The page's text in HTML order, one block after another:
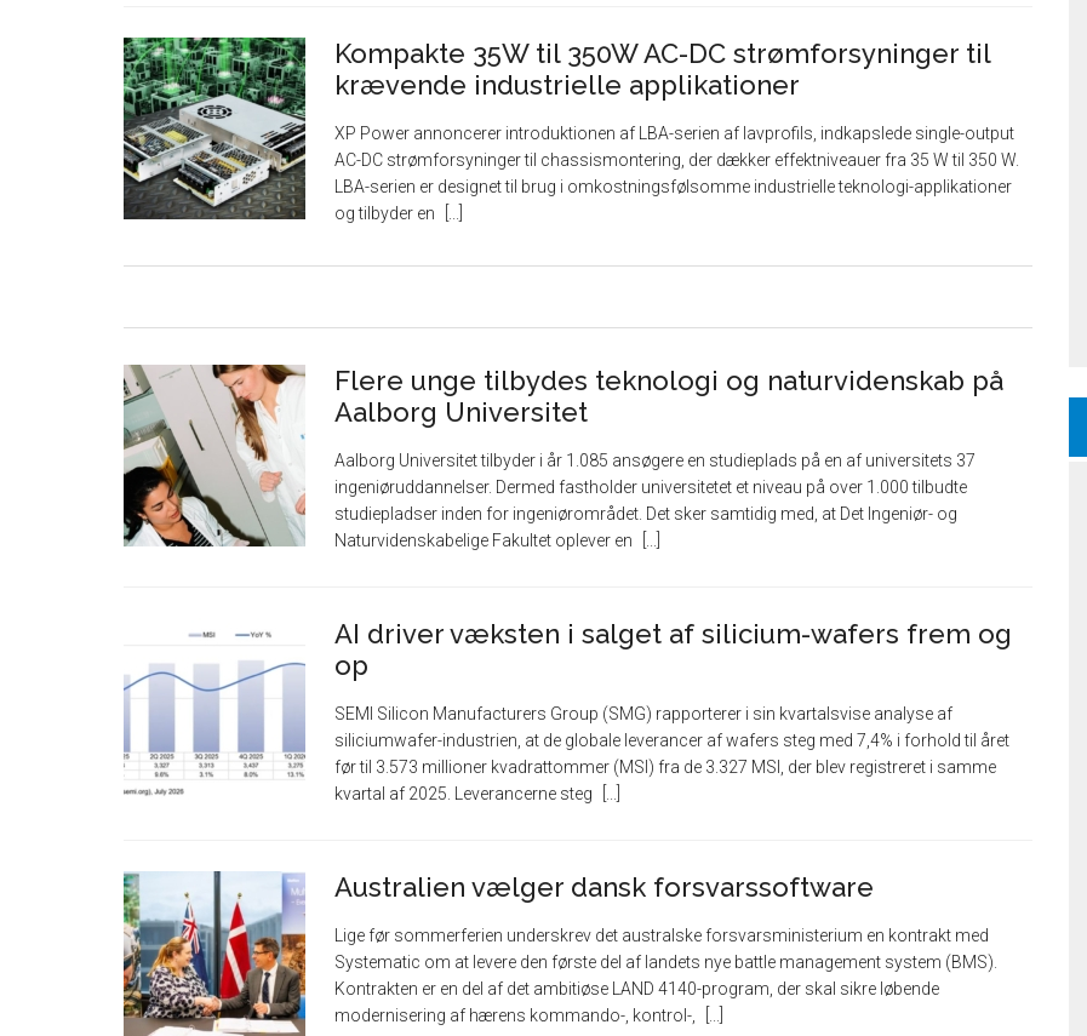
Kompakte 35W til 350W AC-DC strømforsyninger til
krævende industrielle applikationer
XP Power annoncerer introduktionen af ​​LBA-serien af ​​lavprofils, indkapslede single-output
AC-DC strømforsyninger til chassismontering, der dækker effektniveauer fra 35 W til 350 W.
LBA-serien er designet til brug i omkostningsfølsomme industrielle teknologi-applikationer
og tilbyder en
Flere unge tilbydes teknologi og naturvidenskab på
Aalborg Universitet
Aalborg Universitet tilbyder i år 1.085 ansøgere en studieplads på en af universitets 37
ingeniøruddannelser. Dermed fastholder universitetet et niveau på over 1.000 tilbudte
studiepladser inden for ingeniørområdet. Det sker samtidig med, at Det Ingeniør- og
Naturvidenskabelige Fakultet oplever en
AI driver væksten i salget af silicium-wafers frem og
op
SEMI Silicon Manufacturers Group (SMG) rapporterer i sin kvartalsvise analyse af
siliciumwafer-industrien, at de globale leverancer af wafers steg med 7,4% i forhold til året
før til 3.573 millioner kvadrattommer (MSI) fra de 3.327 MSI, der blev registreret i samme
kvartal af 2025. Leverancerne steg
Australien vælger dansk forsvarssoftware
Lige før sommerferien underskrev det australske forsvarsministerium en kontrakt med
Systematic om at levere den første del af landets nye battle management system (BMS).
Kontrakten er en del af det ambitiøse LAND 4140-program, der skal sikre løbende
modernisering af hærens kommando-, kontrol-,